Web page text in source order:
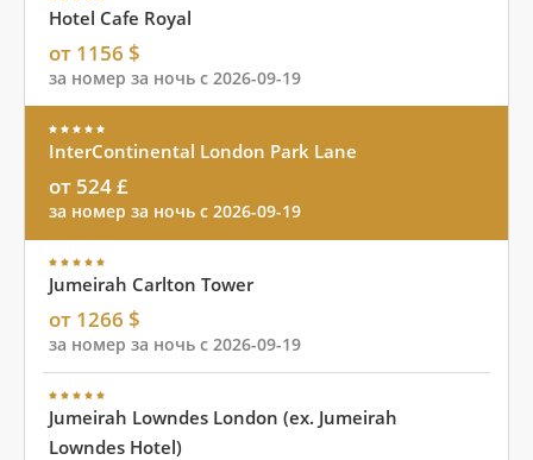
Hotel Cafe Royal
от 1156 $
за номер за ночь с 2026-09-19
InterContinental London Park Lane
от 524 £
за номер за ночь с 2026-09-19
Jumeirah Carlton Tower
от 1266 $
за номер за ночь с 2026-09-19
Jumeirah Lowndes London (ex. Jumeirah
Lowndes Hotel)